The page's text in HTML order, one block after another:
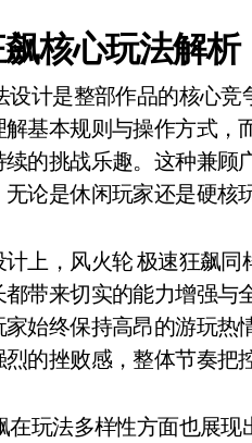
核心玩法解析
设计是整部作品的核心
基本规则与操作方式
的挑战乐趣。这种兼
论是休闲玩家还是硬核
上，风火轮 极速狂飙
带来切实的能力增强
始终保持高昂的游玩
的挫败感，整体节奏把
在玩法多样性方面也展